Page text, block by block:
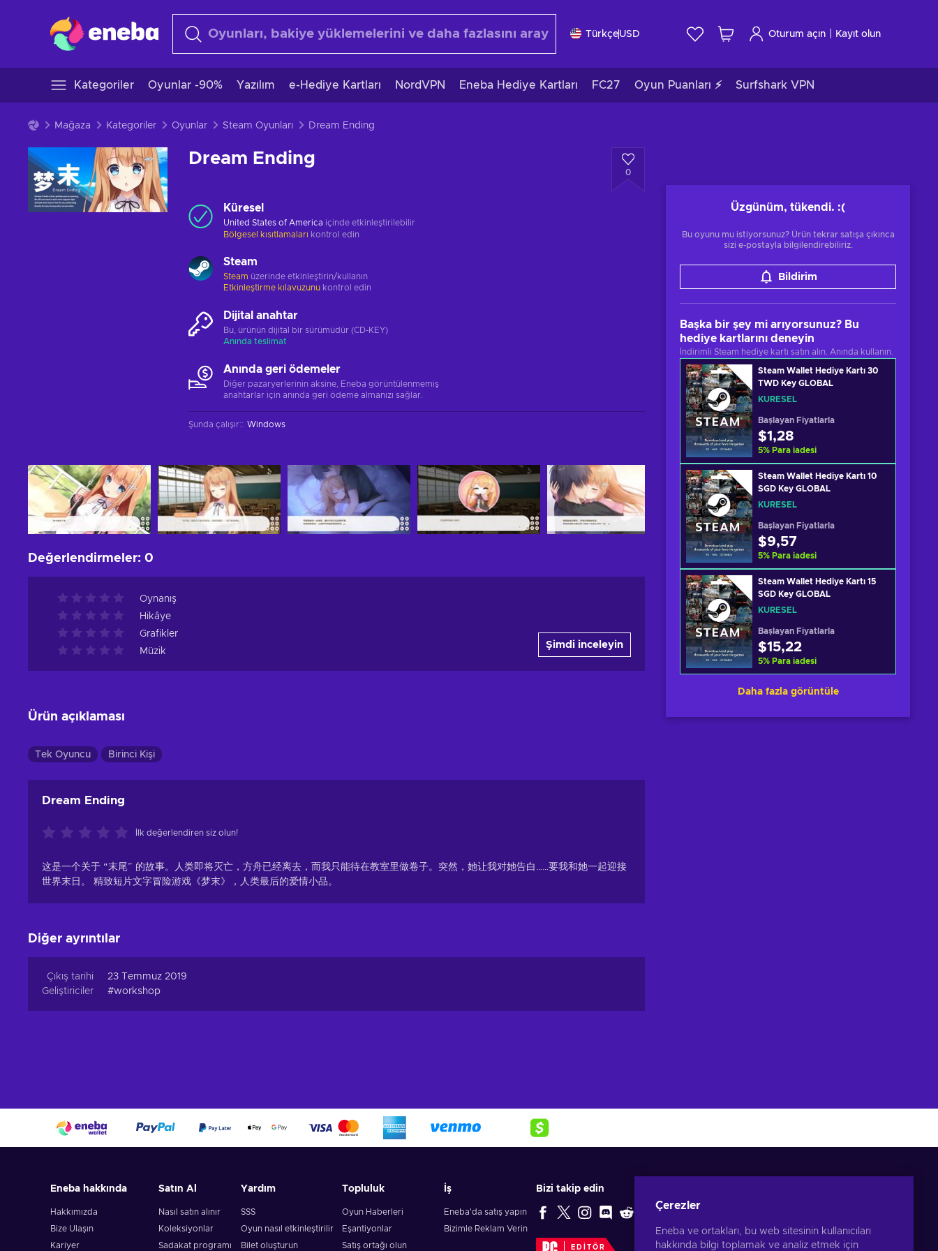
TürkçeUSD Oturum açın Kayıt olun
Kategoriler Oyunlar -90% Yazılım e-Hediye Kartları NordVPN Eneba Hediye Kartları FC27 Oyun Puanları ⚡ Surfshark VPN
Mağaza Kategoriler Oyunlar Steam Oyunları Dream Ending
Dream Ending
0
Üzgünüm, tükendi. :(
Bu oyunu mu istiyorsunuz? Ürün tekrar satışa çıkınca
sizi e-postayla bilgilendirebiliriz.
Bildirim
Başka bir şey mi arıyorsunuz? Bu
hediye kartlarını deneyin
İndirimli Steam hediye kartı satın alın. Anında kullanın.
Steam Wallet Hediye Kartı 30
TWD Key GLOBAL
KÜRESEL
Başlayan Fiyatlarla
$1,28
5% Para iadesi
Steam Wallet Hediye Kartı 10
SGD Key GLOBAL
KÜRESEL
Başlayan Fiyatlarla
$9,57
5% Para iadesi
Steam Wallet Hediye Kartı 15
SGD Key GLOBAL
KÜRESEL
Başlayan Fiyatlarla
$15,22
5% Para iadesi
Daha fazla görüntüle
Küresel
United States of America içinde etkinleştirilebilir
Bölgesel kısıtlamaları kontrol edin
Steam
Steam üzerinde etkinleştirin/kullanın
Etkinleştirme kılavuzunu kontrol edin
Dijital anahtar
Bu, ürünün dijital bir sürümüdür (CD-KEY)
Anında teslimat
Anında geri ödemeler
Diğer pazaryerlerinin aksine, Eneba görüntülenmemiş
anahtarlar için anında geri ödeme almanızı sağlar.
Şunda çalışır:: Windows
Değerlendirmeler: 0
Oynanış
Hikâye
Grafikler
Müzik
Şimdi inceleyin
Ürün açıklaması
Tek Oyuncu Birinci Kişi
Dream Ending
İlk değerlendiren siz olun!
这是一个关于 “末尾” 的故事。人类即将灭亡，方舟已经离去，而我只能待在教室里做卷子。突然，她让我对她告白……要我和她一起迎接
世界末日。 精致短片文字冒险游戏《梦末》，人类最后的爱情小品。
Diğer ayrıntılar
Çıkış tarihi
23 Temmuz 2019
Geliştiriciler
#workshop
Eneba hakkında
Hakkımızda
Bize Ulaşın
Kariyer
Satın Al
Nasıl satın alınır
Koleksiyonlar
Sadakat programı
Yardım
SSS
Oyun nasıl etkinleştirilir
Bilet oluşturun
Topluluk
Oyun Haberleri
Eşantiyonlar
Satış ortağı olun
İş
Eneba'da satış yapın
Bizimle Reklam Verin
Bizi takip edin
EDITÖR
Çerezler
Eneba ve ortakları, bu web sitesinin kullanıcıları
hakkında bilgi toplamak ve analiz etmek için